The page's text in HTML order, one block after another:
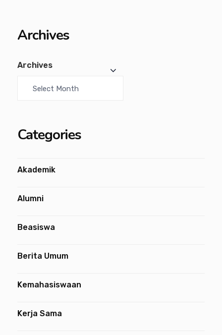
Archives
Archives
Categories
Akademik
Alumni
Beasiswa
Berita Umum
Kemahasiswaan
Kerja Sama